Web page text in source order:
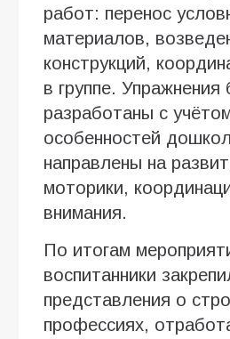
работ: перенос
материалов,
конструкций,
в группе. Упражнения
разработаны с
особенностей
направлены на
моторики,
внимания.
По итогам
воспитанники
представления о
профессиях,